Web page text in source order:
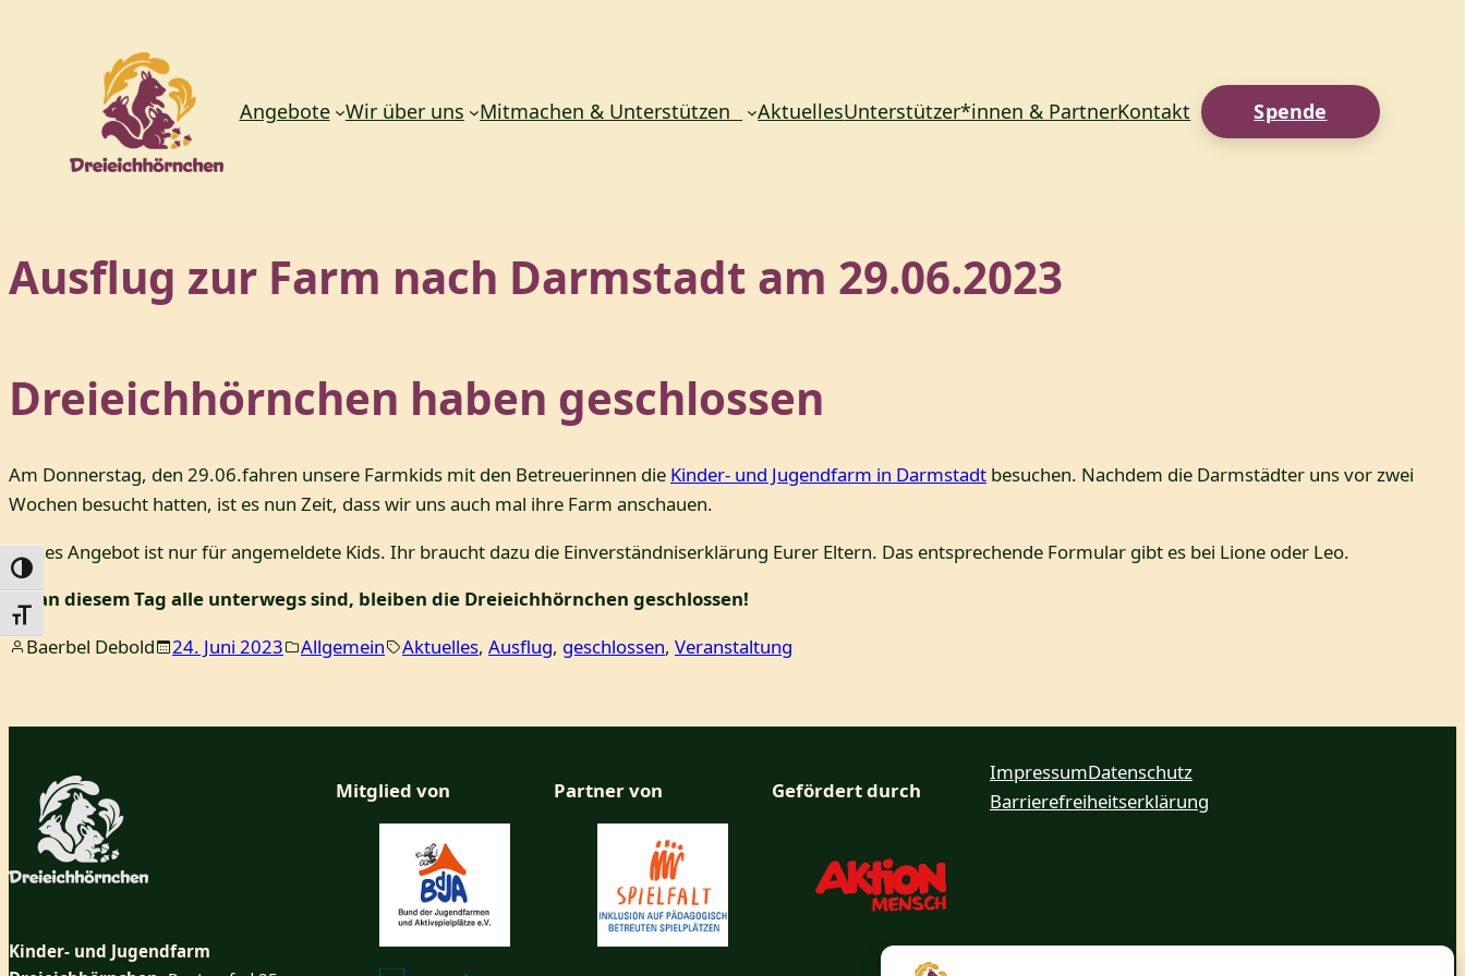
Umschalten auf hohe Kontraste
Schrift vergrößern
Inhalt
springen
Angebote Wir über uns Mitmachen & Unterstützen AktuellesUnterstützer*innen & PartnerKontakt Spende
Ausflug zur Farm nach Darmstadt am 29.06.2023
Dreieichhörnchen haben geschlossen
Am Donnerstag, den 29.06.fahren unsere Farmkids mit den Betreuerinnen die Kinder- und Jugendfarm in Darmstadt besuchen. Nachdem die Darmstädter uns vor zwei
Wochen besucht hatten, ist es nun Zeit, dass wir uns auch mal ihre Farm anschauen.
Dieses Angebot ist nur für angemeldete Kids. Ihr braucht dazu die Einverständniserklärung Eurer Eltern. Das entsprechende Formular gibt es bei Lione oder Leo.
Da an diesem Tag alle unterwegs sind, bleiben die Dreieichhörnchen geschlossen!
Baerbel Debold
24. Juni 2023 Allgemein Aktuelles, Ausflug, geschlossen, Veranstaltung
Kinder- und Jugendfarm
Mitglied von Partner von Gefördert durch
ImpressumDatenschutz
Barrierefreiheitserklärung